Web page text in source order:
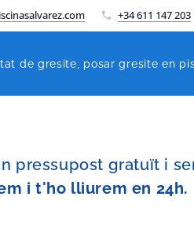
+34 611 147 203
de gresite, posar gresite en
pressupost gratuït i
i t'ho lliurem en 24h.